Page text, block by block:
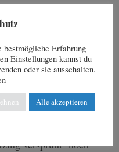
Sterzing
versprüht noch
Erfahrung
Einstellungen kannst du
oder sie ausschalten.
Alle akzeptieren